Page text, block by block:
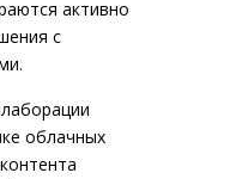
активно
с
облачных